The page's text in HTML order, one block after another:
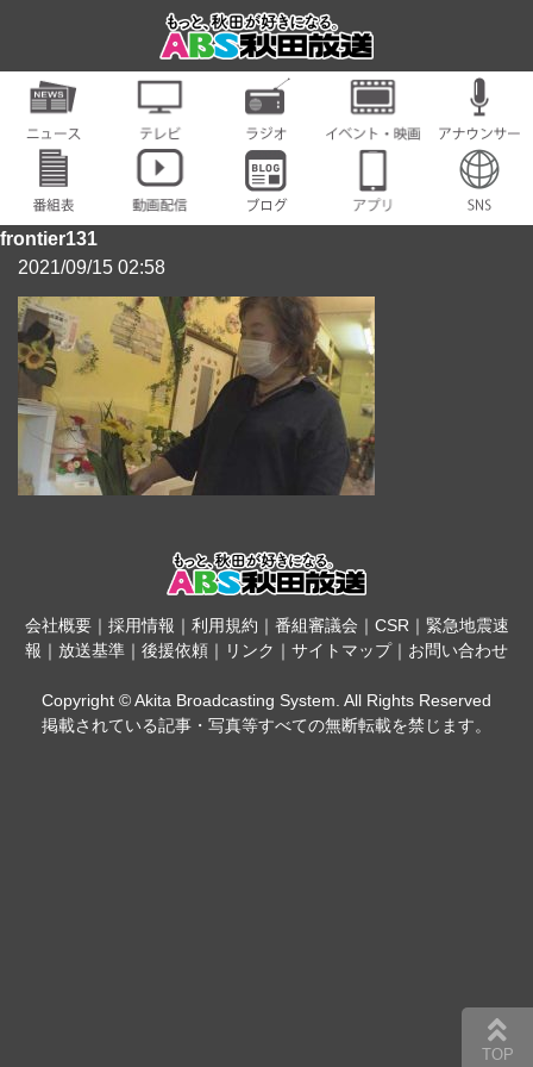
frontier131
2021/09/15 02:58
会社概要｜ 採用情報 ｜ 利用規約 ｜ 番組審議会 ｜ CSR｜ 緊急地震速
報 ｜ 放送基準 ｜ 後援依頼 ｜ リンク ｜ サイトマップ｜ お問い合わせ
Copyright © Akita Broadcasting System. All Rights Reserved
掲載されている記事・写真等すべての無断転載を禁じます。